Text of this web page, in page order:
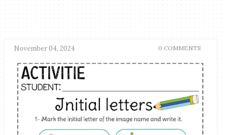
November 04, 2024 0 COMMENTS